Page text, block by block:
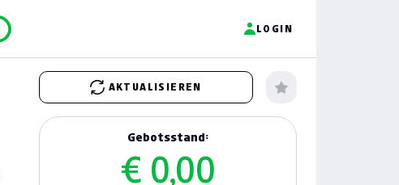
LOGIN
AKTUALISIEREN
Gebotsstand:
€ 0,00